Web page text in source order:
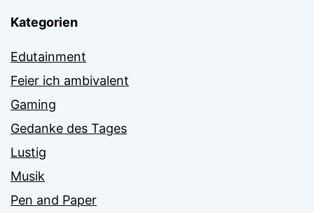
Kategorien
Edutainment
Feier ich ambivalent
Gaming
Gedanke des Tages
Lustig
Musik
Pen and Paper